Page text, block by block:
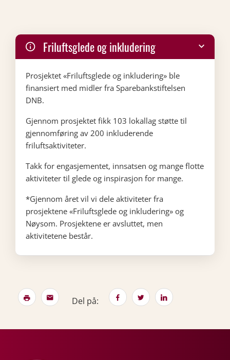
Friluftsglede og inkludering
Prosjektet «Friluftsglede og inkludering» ble
finansiert med midler fra Sparebankstiftelsen
DNB.
Gjennom prosjektet fikk 103 lokallag støtte til
gjennomføring av 200 inkluderende
friluftsaktiviteter.
Takk for engasjementet, innsatsen og mange flotte
aktiviteter til glede og inspirasjon for mange.
*Gjennom året vil vi dele aktiviteter fra
prosjektene «Friluftsglede og inkludering» og
Nøysom. Prosjektene er avsluttet, men
aktivitetene består.
Del på: